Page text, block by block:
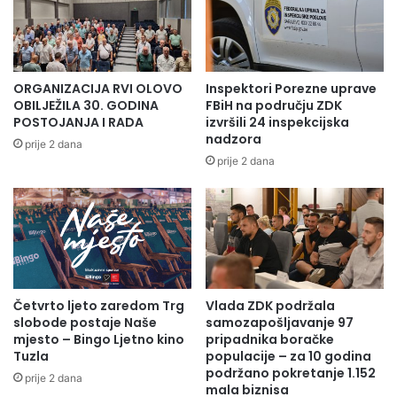
i
č
l
i
d
ž
e
n
e
a
p
r
e
d
A
N
O
V
I
Ć
I
U
L
A
I
U
Z
A
V
R
Š
ORGANIZACIJA RVI OLOVO
OBILJEŽILA 30. GODINA
POSTOJANJA I RADA
prije 2 dana
Inspektori Porezne uprave
FBiH na području ZDK
izvršili 24 inspekcijska
nadzora
prije 2 dana
Četvrto ljeto zaredom Trg
slobode postaje Naše
mjesto – Bingo Ljetno kino
Tuzla
prije 2 dana
Vlada ZDK podržala
samozapošljavanje 97
pripadnika boračke
populacije – za 10 godina
podržano pokretanje 1.152
mala biznisa